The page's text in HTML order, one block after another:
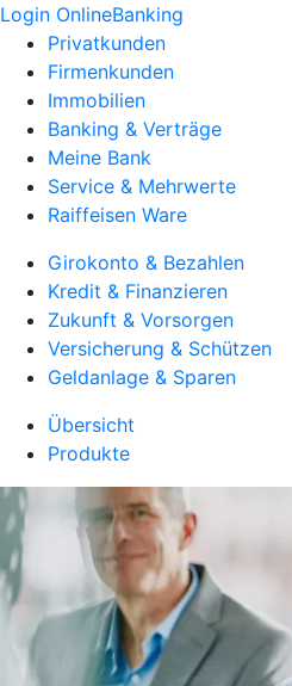
Login OnlineBanking
Privatkunden
Firmenkunden
Immobilien
Banking & Verträge
Meine Bank
Service & Mehrwerte
Raiffeisen Ware
Girokonto & Bezahlen
Kredit & Finanzieren
Zukunft & Vorsorgen
Versicherung & Schützen
Geldanlage & Sparen
Übersicht
Produkte